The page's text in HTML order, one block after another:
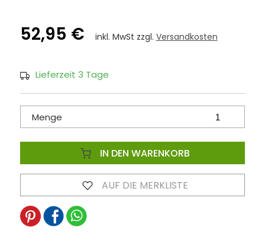
52,95 € inkl. MwSt zzgl. Versandkosten
Lieferzeit 3 Tage
Menge
IN DEN WARENKORB
AUF DIE MERKLISTE